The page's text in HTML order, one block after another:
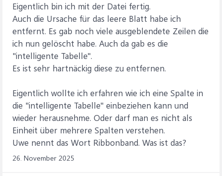
Eigentlich bin ich mit der Datei fertig.
Auch die Ursache für das leere Blatt habe ich
entfernt. Es gab noch viele ausgeblendete Zeilen die
ich nun gelöscht habe. Auch da gab es die
"intelligente Tabelle".
Es ist sehr hartnäckig diese zu entfernen.
Eigentlich wollte ich erfahren wie ich eine Spalte in
die "intelligente Tabelle" einbeziehen kann und
wieder herausnehme. Oder darf man es nicht als
Einheit über mehrere Spalten verstehen.
Uwe nennt das Wort Ribbonband. Was ist das?
26. November 2025